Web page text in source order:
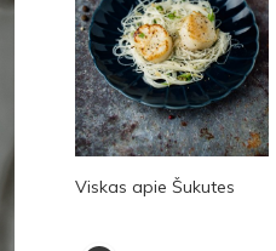
Viskas apie Šukutes